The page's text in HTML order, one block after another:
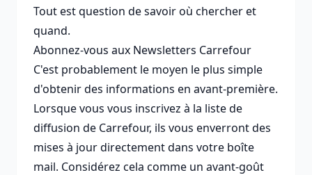
Tout est question de savoir où chercher et
quand.
Abonnez-vous aux Newsletters Carrefour
C'est probablement le moyen le plus simple
d'obtenir des informations en avant-première.
Lorsque vous vous inscrivez à la liste de
diffusion de Carrefour, ils vous enverront des
mises à jour directement dans votre boîte
mail. Considérez cela comme un avant-goût